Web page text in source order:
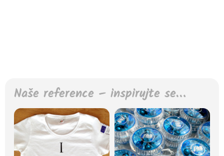
Naše reference – inspirujte se…